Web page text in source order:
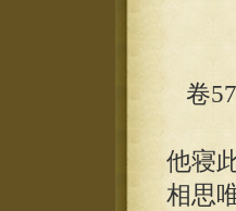
卷
他寝
相思